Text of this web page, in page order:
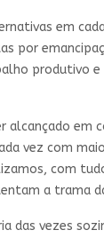
em
por
produtivo
alcançado
vez com
com
a trama
das vezes